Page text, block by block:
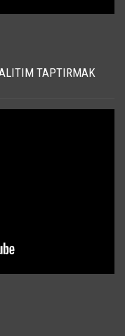
TAPTIRMAK